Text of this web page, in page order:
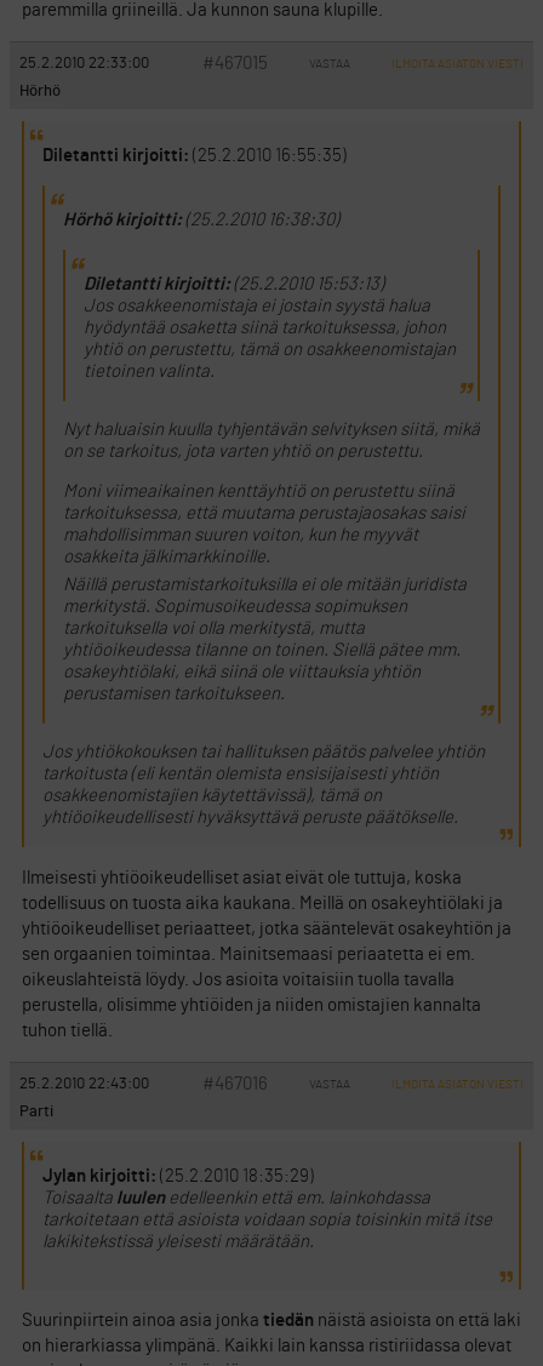
paremmilla griineillä. Ja kunnon sauna klupille.
25.2.2010 22:33:00 #467015 VASTAA ILMOITA ASIATON VIESTI
Hörhö
Diletantti kirjoitti: (25.2.2010 16:55:35)
Hörhö kirjoitti:(25.2.2010 16:38:30)
Diletantti kirjoitti:(25.2.2010 15:53:13)
Jos osakkeenomistaja ei jostain syystä halua
hyödyntää osaketta siinä tarkoituksessa, johon
yhtiö on perustettu, tämä on osakkeenomistajan
tietoinen valinta.
Nyt haluaisin kuulla tyhjentävän selvityksen siitä, mikä
on se tarkoitus, jota varten yhtiö on perustettu.
Moni viimeaikainen kenttäyhtiö on perustettu siinä
tarkoituksessa, että muutama perustajaosakas saisi
mahdollisimman suuren voiton, kun he myyvät
osakkeita jälkimarkkinoille.
Näillä perustamistarkoituksilla ei ole mitään juridista
merkitystä. Sopimusoikeudessa sopimuksen
tarkoituksella voi olla merkitystä, mutta
yhtiöoikeudessa tilanne on toinen. Siellä pätee mm.
osakeyhtiölaki, eikä siinä ole viittauksia yhtiön
perustamisen tarkoitukseen.
Jos yhtiökokouksen tai hallituksen päätös palvelee yhtiön
tarkoitusta (eli kentän olemista ensisijaisesti yhtiön
osakkeenomistajien käytettävissä), tämä on
yhtiöoikeudellisesti hyväksyttävä peruste päätökselle.
Ilmeisesti yhtiöoikeudelliset asiat eivät ole tuttuja, koska
todellisuus on tuosta aika kaukana. Meillä on osakeyhtiölaki ja
yhtiöoikeudelliset periaatteet, jotka sääntelevät osakeyhtiön ja
sen orgaanien toimintaa. Mainitsemaasi periaatetta ei em.
oikeuslahteistä löydy. Jos asioita voitaisiin tuolla tavalla
perustella, olisimme yhtiöiden ja niiden omistajien kannalta
tuhon tiellä.
25.2.2010 22:43:00 #467016 VASTAA ILMOITA ASIATON VIESTI
Parti
Jylan kirjoitti: (25.2.2010 18:35:29)
Toisaalta luulenedelleenkin että em. lainkohdassa
tarkoitetaan että asioista voidaan sopia toisinkin mitä itse
lakikitekstissä yleisesti määrätään.
Suurinpiirtein ainoa asia jonka tiedän näistä asioista on että laki
on hierarkiassa ylimpänä. Kaikki lain kanssa ristiriidassa olevat